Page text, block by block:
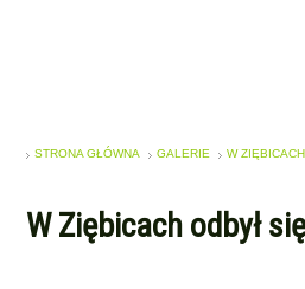
STRONA GŁÓWNA GALERIE W
W Ziębicach odbył